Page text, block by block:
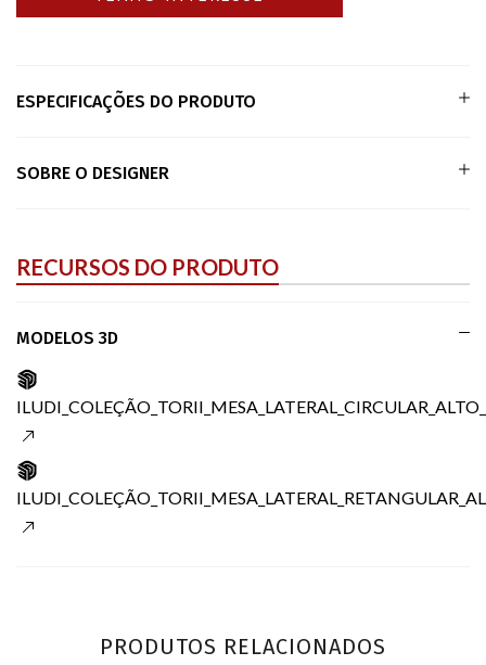
ESPECIFICAÇÕES DO PRODUTO
SOBRE O DESIGNER
RECURSOS DO PRODUTO
MODELOS 3D
PRODUTOS RELACIONADOS